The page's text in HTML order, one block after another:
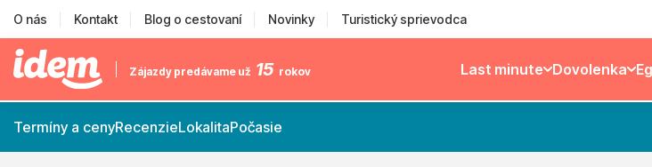
O nás Kontakt Blog o cestovaní Novinky Turistický sprievodca
Zájazdy predávame už 15 rokov Last minute Dovolenka
Termíny a cenyRecenzieLokalitaPočasie